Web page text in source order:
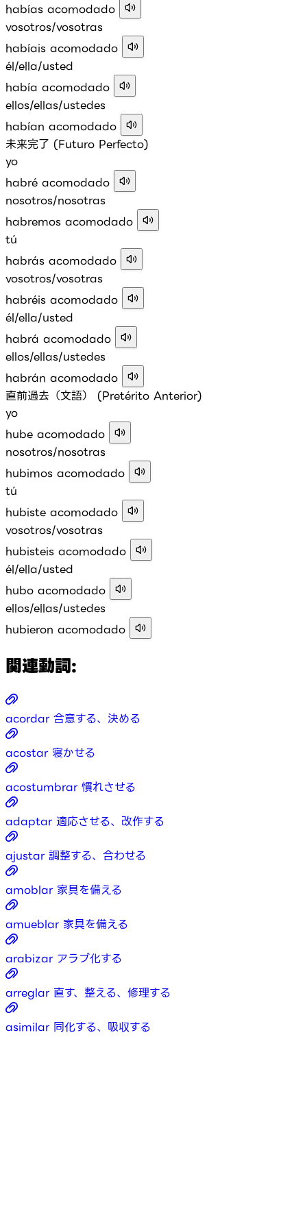
habías acomodado
vosotros/vosotras
habíais acomodado
él/ella/usted
había acomodado
ellos/ellas/ustedes
habían acomodado
未来完了 (Futuro Perfecto)
yo
habré acomodado
nosotros/nosotras
habremos acomodado
tú
habrás acomodado
vosotros/vosotras
habréis acomodado
él/ella/usted
habrá acomodado
ellos/ellas/ustedes
habrán acomodado
直前過去（文語） (Pretérito Anterior)
yo
hube acomodado
nosotros/nosotras
hubimos acomodado
tú
hubiste acomodado
vosotros/vosotras
hubisteis acomodado
él/ella/usted
hubo acomodado
ellos/ellas/ustedes
hubieron acomodado
関連動詞:
acordar 合意する、決める
acostar 寝かせる
acostumbrar 慣れさせる
adaptar 適応させる、改作する
ajustar 調整する、合わせる
amoblar 家具を備える
amueblar 家具を備える
arabizar アラブ化する
arreglar 直す、整える、修理する
asimilar 同化する、吸収する